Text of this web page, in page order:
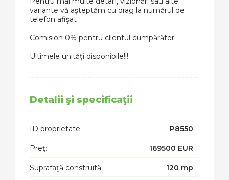
variante vă așteptăm cu drag la numărul de
telefon afișat
Comision 0% pentru clientul cumpărător!
Ultimele unități disponibile!!!
Detalii şi specificaţii
ID proprietate: P8550
Preţ: 169500 EUR
Suprafaţă construită: 120 mp